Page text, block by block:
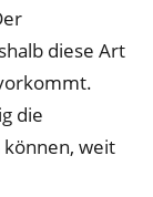
diese Art
die
können, weit